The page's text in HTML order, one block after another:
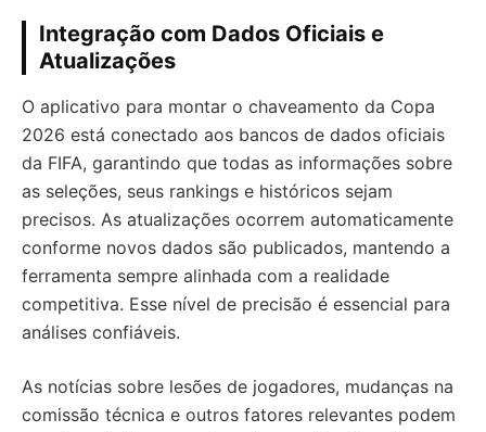
Integração com Dados Oficiais e
Atualizações
O aplicativo para montar o chaveamento da Copa
2026 está conectado aos bancos de dados oficiais
da FIFA, garantindo que todas as informações sobre
as seleções, seus rankings e históricos sejam
precisos. As atualizações ocorrem automaticamente
conforme novos dados são publicados, mantendo a
ferramenta sempre alinhada com a realidade
competitiva. Esse nível de precisão é essencial para
análises confiáveis.
As notícias sobre lesões de jogadores, mudanças na
comissão técnica e outros fatores relevantes podem